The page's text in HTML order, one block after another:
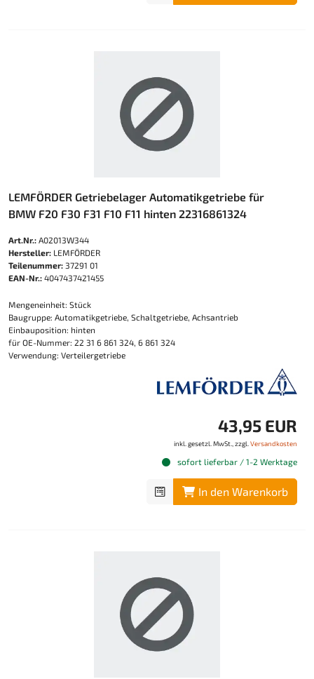
LEMFÖRDER Getriebelager Automatikgetriebe für
BMW F20 F30 F31 F10 F11 hinten 22316861324
Art.Nr.: A02013W344
Hersteller: LEMFÖRDER
Teilenummer: 37291 01
EAN-Nr.: 4047437421455
Mengeneinheit: Stück
Baugruppe: Automatikgetriebe, Schaltgetriebe, Achsantrieb
Einbauposition: hinten
für OE-Nummer: 22 31 6 861 324, 6 861 324
Verwendung: Verteilergetriebe
43,95 EUR
inkl. gesetzl. MwSt., zzgl. Versandkosten
sofort lieferbar / 1-2 Werktage
In den Warenkorb